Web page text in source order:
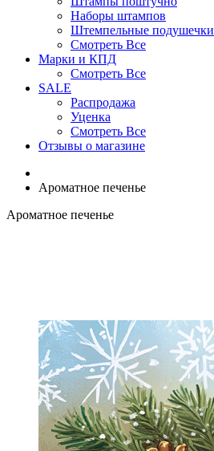
Наборы штампов
Штемпельные подушечки
Смотреть Все
Марки и КПД
Смотреть Все
SALE
Распродажа
Уценка
Смотреть Все
Отзывы о магазине
Ароматное печенье
Ароматное печенье